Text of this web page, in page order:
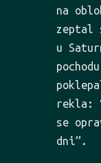
na
zeptal
u
rekla:
se
dni”.